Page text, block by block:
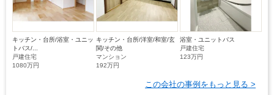
キッチン・台所/浴室・ユニッ
トバス/...
戸建住宅
1080万円
キッチン・台所/洋室/和室/玄
関/その他
マンション
192万円
浴室・ユニットバス
戸建住宅
123万円
この会社の事例をもっと見る >